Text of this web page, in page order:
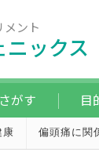
メント
ニックス
がす 目
康 偏頭痛に関